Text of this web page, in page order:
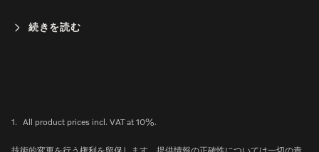
続きを読む
1. All product prices incl. VAT at 10%.